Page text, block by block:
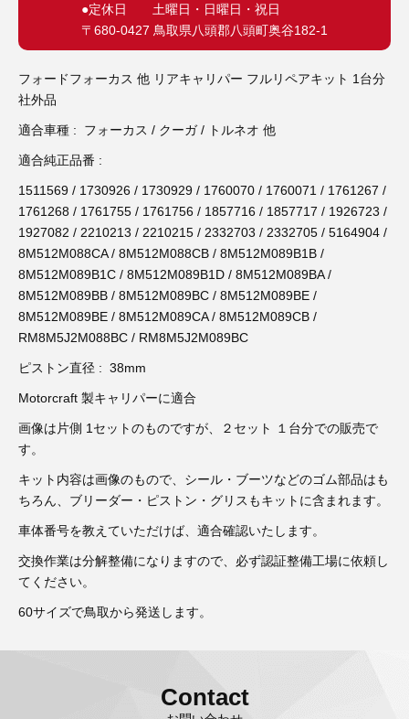
●定休日 土曜日・日曜日・祝日
〒680-0427 鳥取県八頭郡八頭町奥谷182-1
フォードフォーカス 他 リアキャリパー フルリペアキット 1台分
社外品
適合車種 : フォーカス / クーガ / トルネオ 他
適合純正品番 :
1511569 / 1730926 / 1730929 / 1760070 / 1760071 / 1761267 /
1761268 / 1761755 / 1761756 / 1857716 / 1857717 / 1926723 /
1927082 / 2210213 / 2210215 / 2332703 / 2332705 / 5164904 /
8M512M088CA / 8M512M088CB / 8M512M089B1B /
8M512M089B1C / 8M512M089B1D / 8M512M089BA /
8M512M089BB / 8M512M089BC / 8M512M089BE /
8M512M089BE / 8M512M089CA / 8M512M089CB /
RM8M5J2M088BC / RM8M5J2M089BC
ピストン直径 : 38mm
Motorcraft 製キャリパーに適合
画像は片側 1セットのものですが、２セット １台分での販売で
す。
キット内容は画像のもので、シール・ブーツなどのゴム部品はも
ちろん、ブリーダー・ピストン・グリスもキットに含まれます。
車体番号を教えていただけば、適合確認いたします。
交換作業は分解整備になりますので、必ず認証整備工場に依頼し
てください。
60サイズで鳥取から発送します。
Contact